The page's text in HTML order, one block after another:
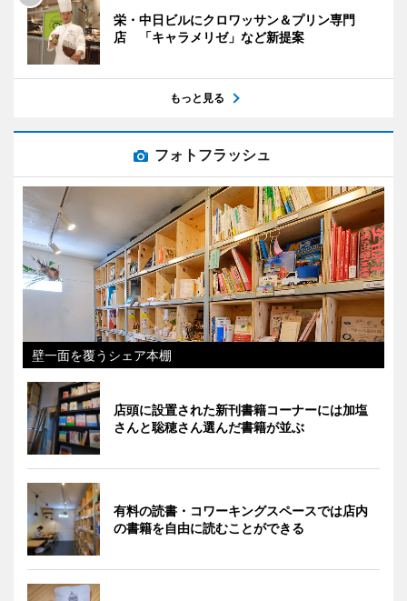
栄・中日ビルにクロワッサン＆プリン専門
店 「キャラメリゼ」など新提案
もっと見る
フォトフラッシュ
壁一面を覆うシェア本棚
店頭に設置された新刊書籍コーナーには加塩
さんと聡穂さん選んだ書籍が並ぶ
有料の読書・コワーキングスペースでは店内
の書籍を自由に読むことができる